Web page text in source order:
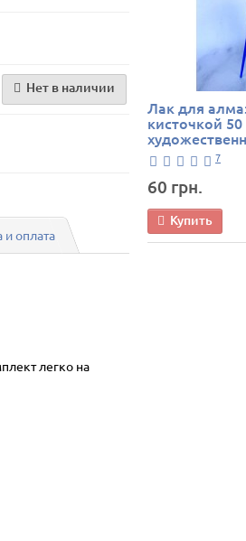
Нет в наличии
и оплата
легко на
Лак для
кисточкой
7
60 грн.
Купить